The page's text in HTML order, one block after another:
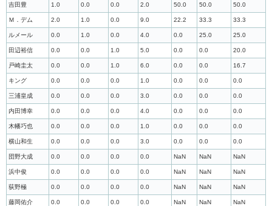
吉田豊 1.0 0.0 0.0 2.0 50.0 50.0 50.0
Ｍ．デム 2.0 1.0 0.0 9.0 22.2 33.3 33.3
ルメール 0.0 1.0 0.0 4.0 0.0 25.0 25.0
田辺裕信 0.0 0.0 1.0 5.0 0.0 0.0 20.0
戸崎圭太 0.0 0.0 1.0 6.0 0.0 0.0 16.7
キング 0.0 0.0 0.0 1.0 0.0 0.0 0.0
三浦皇成 0.0 0.0 0.0 3.0 0.0 0.0 0.0
内田博幸 0.0 0.0 0.0 4.0 0.0 0.0 0.0
木幡巧也 0.0 0.0 0.0 1.0 0.0 0.0 0.0
横山和生 0.0 0.0 0.0 3.0 0.0 0.0 0.0
団野大成 0.0 0.0 0.0 0.0 NaN NaN NaN
浜中俊 0.0 0.0 0.0 0.0 NaN NaN NaN
荻野極 0.0 0.0 0.0 0.0 NaN NaN NaN
藤岡佑介 0.0 0.0 0.0 0.0 NaN NaN NaN